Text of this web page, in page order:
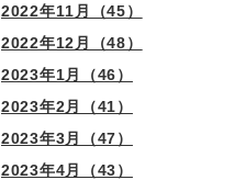
2022年11月（45）
2022年12月（48）
2023年1月（46）
2023年2月（41）
2023年3月（47）
2023年4月（43）